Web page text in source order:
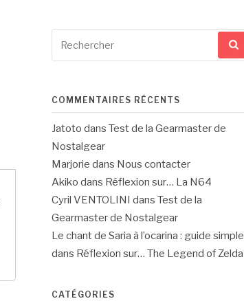
pour
COMMENTAIRES RÉCENTS
Jatoto dans Test de la Gearmaster de
Nostalgear
Marjorie dans Nous contacter
Akiko dans Réflexion sur… La N64
Cyril VENTOLINI dans Test de la
Gearmaster de Nostalgear
Le chant de Saria à l’ocarina : guide simple
dans Réflexion sur… The Legend of Zelda
CATÉGORIES